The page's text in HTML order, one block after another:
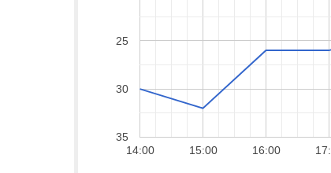
14:00 15:00 16:00
25
30
35